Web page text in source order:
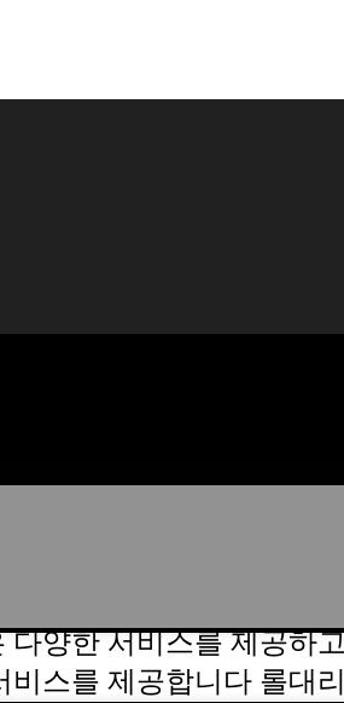
다양한 서비스를 제공하
스를 제공합니다 롤대